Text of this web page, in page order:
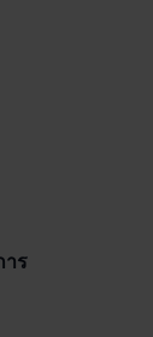
าร